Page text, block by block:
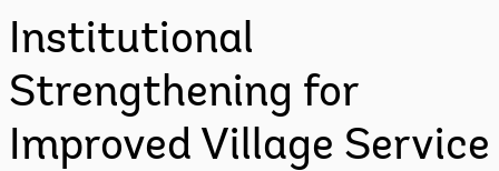
Institutional
Strengthening for
Improved Village Service